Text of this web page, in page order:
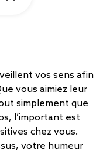
vos sens afin
vous aimiez leur
simplement que
l’important est
chez vous.
votre humeur